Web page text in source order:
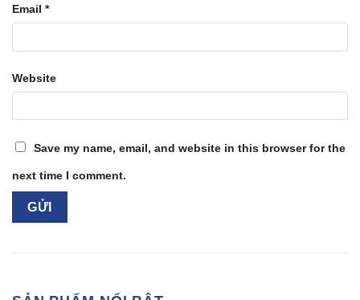
Email *
Website
Save my name, email, and website in this browser for the
next time I comment.